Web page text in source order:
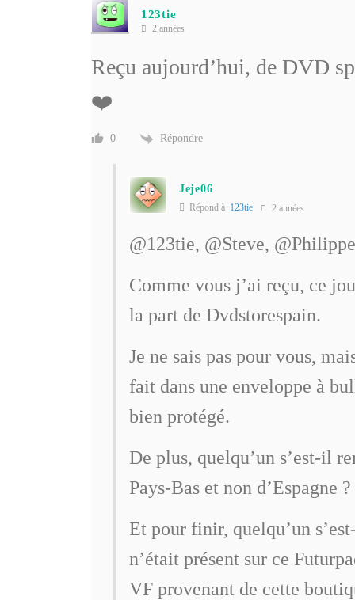
123tie
2 années
Reçu aujourd’hui, de DVD
❤️
0 Répondre
Jeje06
Répond à 123tie 2 années
@123tie, @Steve, @Philippe
Comme vous j’ai reçu, ce
la part de Dvdstorespain.
Je ne sais pas pour vous,
fait dans une enveloppe à
bien protégé.
De plus, quelqu’un s’est-il
Pays-Bas et non d’Espagne ?
Et pour finir, quelqu’un
n’était présent sur ce
VF provenant de cette